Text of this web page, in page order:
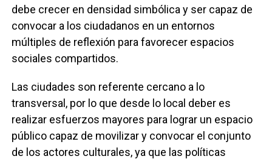
debe crecer en densidad simbólica y ser capaz de
convocar a los ciudadanos en un entornos
múltiples de reflexión para favorecer espacios
sociales compartidos.
Las ciudades son referente cercano a lo
transversal, por lo que desde lo local deber es
realizar esfuerzos mayores para lograr un espacio
público capaz de movilizar y convocar el conjunto
de los actores culturales, ya que las políticas